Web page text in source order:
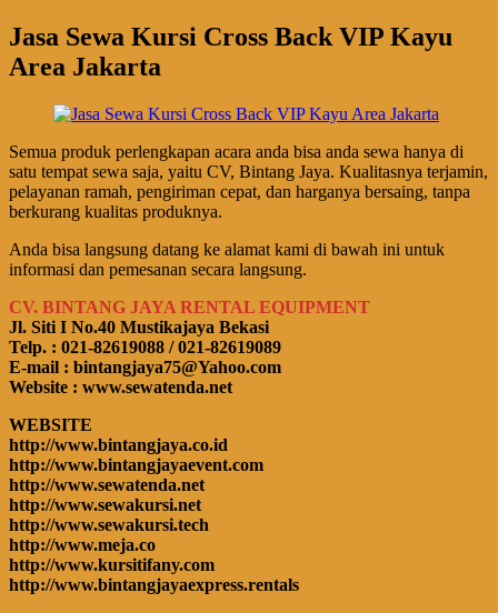
Jasa Sewa Kursi Cross Back VIP Kayu
Area Jakarta
Semua produk perlengkapan acara anda bisa anda sewa hanya di
satu tempat sewa saja, yaitu CV, Bintang Jaya. Kualitasnya terjamin,
pelayanan ramah, pengiriman cepat, dan harganya bersaing, tanpa
berkurang kualitas produknya.
Anda bisa langsung datang ke alamat kami di bawah ini untuk
informasi dan pemesanan secara langsung.
CV. BINTANG JAYA RENTAL EQUIPMENT
Jl. Siti I No.40 Mustikajaya Bekasi
Telp. : 021-82619088 / 021-82619089
E-mail : bintangjaya75@Yahoo.com
Website : www.sewatenda.net
WEBSITE
http://www.bintangjaya.co.id
http://www.bintangjayaevent.com
http://www.sewatenda.net
http://www.sewakursi.net
http://www.sewakursi.tech
http://www.meja.co
http://www.kursitifany.com
http://www.bintangjayaexpress.rentals